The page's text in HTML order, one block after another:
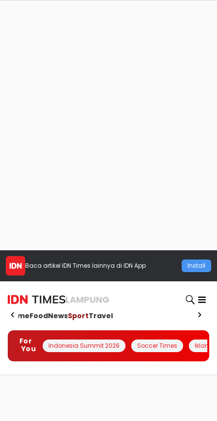
Baca artikel IDN Times lainnya di IDN App Install
LAMPUNG
HomeFoodNewsSportTravel
For
You
Indonesia Summit 2026 Soccer Times Iklanin